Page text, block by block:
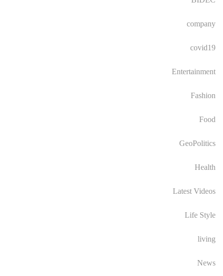
company
covid19
Entertainment
Fashion
Food
GeoPolitics
Health
Latest Videos
Life Style
living
News